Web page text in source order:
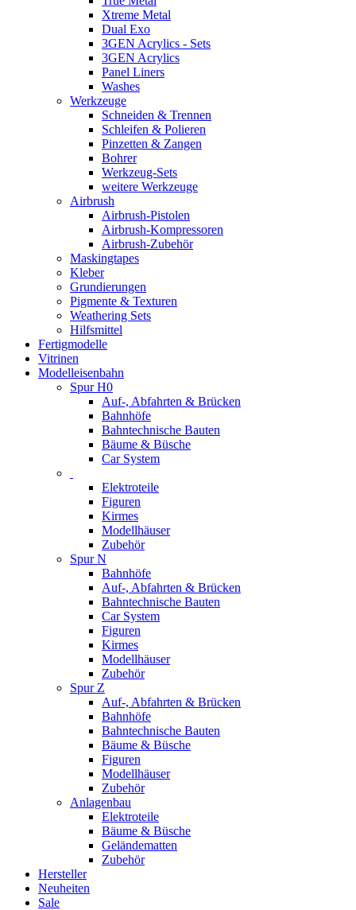
Xtreme Metal
Dual Exo
3GEN Acrylics - Sets
3GEN Acrylics
Panel Liners
Washes
Werkzeuge
Schneiden & Trennen
Schleifen & Polieren
Pinzetten & Zangen
Bohrer
Werkzeug-Sets
weitere Werkzeuge
Airbrush
Airbrush-Pistolen
Airbrush-Kompressoren
Airbrush-Zubehör
Maskingtapes
Kleber
Grundierungen
Pigmente & Texturen
Weathering Sets
Hilfsmittel
Fertigmodelle
Vitrinen
Modelleisenbahn
Spur H0
Auf-, Abfahrten & Brücken
Bahnhöfe
Bahntechnische Bauten
Bäume & Büsche
Car System
Elektroteile
Figuren
Kirmes
Modellhäuser
Zubehör
Spur N
Bahnhöfe
Auf-, Abfahrten & Brücken
Bahntechnische Bauten
Car System
Figuren
Kirmes
Modellhäuser
Zubehör
Spur Z
Auf-, Abfahrten & Brücken
Bahnhöfe
Bahntechnische Bauten
Bäume & Büsche
Figuren
Modellhäuser
Zubehör
Anlagenbau
Elektroteile
Bäume & Büsche
Geländematten
Zubehör
Hersteller
Neuheiten
Sale